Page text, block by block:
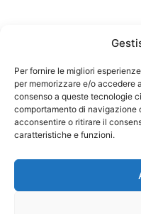
Per fornire le migliori
per memorizzare e/o accedere
consenso a queste tecnologie
comportamento di navigazione
acconsentire o ritirare il
caratteristiche e funzioni.
Federazione
codice
Responsabile sito